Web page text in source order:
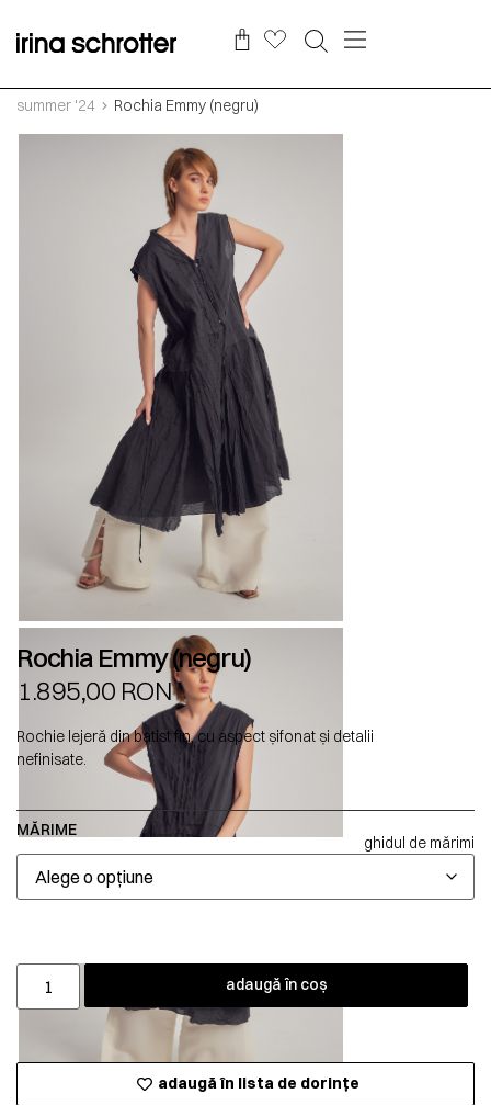
summer '24 Rochia Emmy (negru)
Rochia Emmy (negru)
1.895,00 RON
Rochie lejeră din batist fin, cu aspect șifonat și detalii
nefinisate.
MĂRIME
ghidul de mărimi
adaugă în coș
adaugă în lista de dorințe